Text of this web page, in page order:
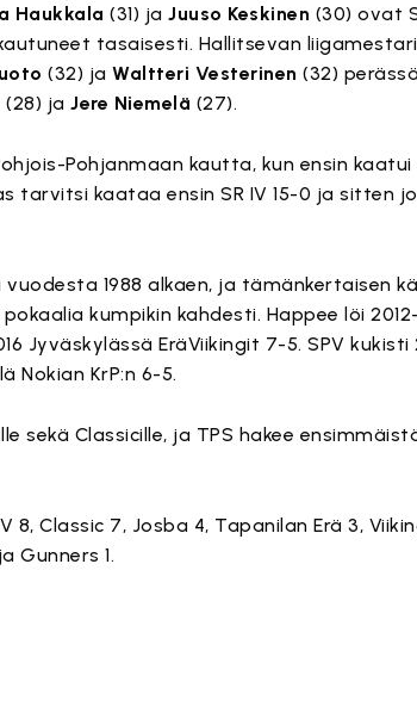
Haukkala (31) jaJuuso Keskinen (30) ovat
tasaisesti. Hallitsevan
(32) jaWaltteri Vesterinen (32)
(28) jaJere Niemelä (27).
Pohjanmaan kautta, kun ensin kaatui
tarvitsi kaataa ensin SR IV 15-0 ja sitten
1988 alkaen, ja tämänkertaisen
kumpikin kahdesti. Happee löi
Jyväskylässä EräViikingit 7-5. SPV kukisti
Nokian KrP:n 6-5.
sekä Classicille, ja TPS hakee
8, Classic 7, Josba 4, Tapanilan Erä 3,
Gunners 1.